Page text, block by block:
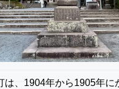
は、1904年から1905年に